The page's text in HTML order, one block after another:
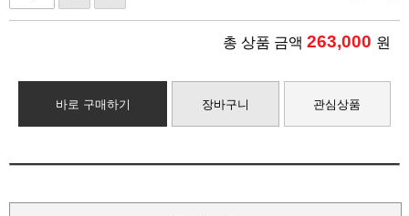
총 상품 금액 263,000 원
바로 구매하기 장바구니 관심상품